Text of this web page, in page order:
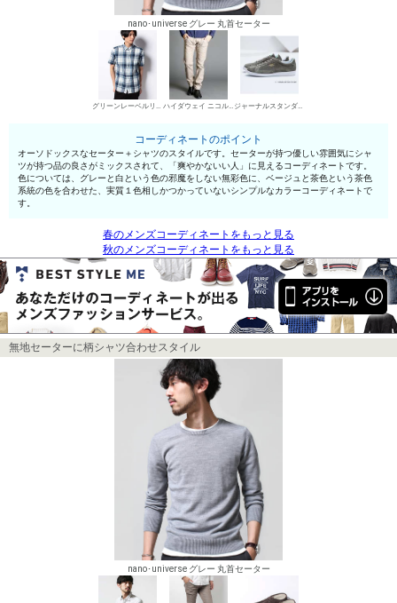
nano･universe グレー 丸首セーター
グリーンレーベルリラクシング シャツ ハイダウェイ ニコル デニムパンツ・ジーンズ ジャーナルスタンダード ローカットスニーカー
コーディネートのポイント
オーソドックスなセーター＋シャツのスタイルです。セーターが持つ優しい雰囲気にシャ
ツが持つ品の良さがミックスされて、「爽やかないい人」に見えるコーディネートです。
色については、グレーと白という色の邪魔をしない無彩色に、ベージュと茶色という茶色
系統の色を合わせた、実質１色相しかつかっていないシンプルなカラーコーディネートで
す。
春のメンズコーディネートをもっと見る
秋のメンズコーディネートをもっと見る
無地セーターに柄シャツ合わせスタイル
nano･universe グレー 丸首セーター